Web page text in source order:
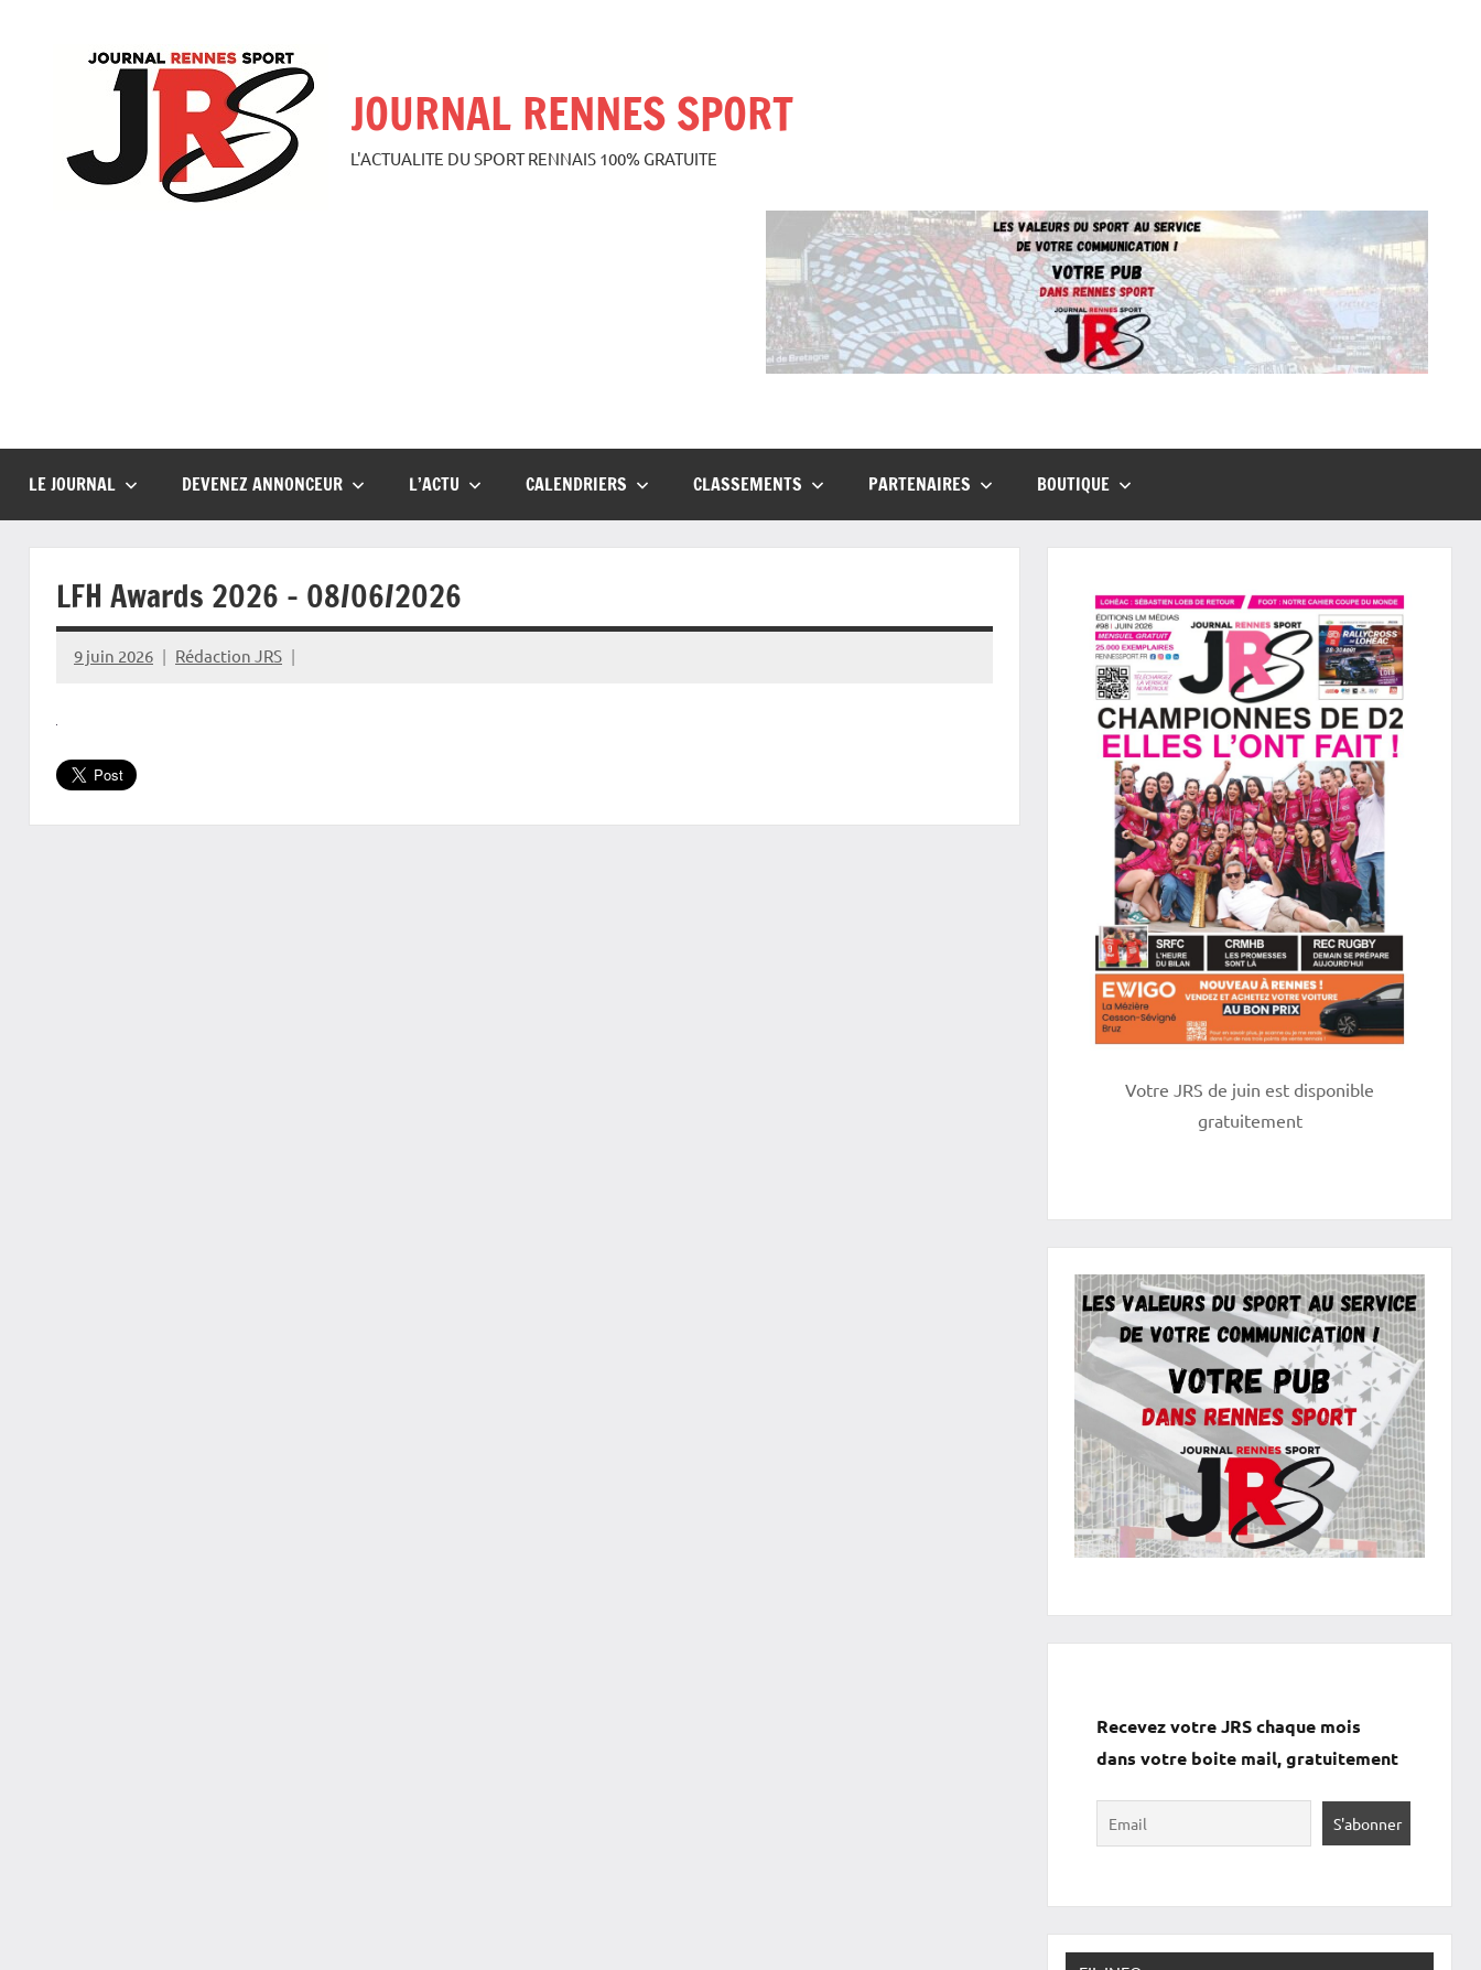
JOURNAL RENNES SPORT
L'ACTUALITE DU SPORT RENNAIS 100% GRATUITE
LE JOURNAL DEVENEZ ANNONCEUR L’ACTU CALENDRIERS CLASSEMENTS PARTENAIRES BOUTIQUE
LFH Awards 2026 – 08/06/2026
9 juin 2026 Rédaction JRS
Votre JRS de juin est disponible
gratuitement
Recevez votre JRS chaque mois
dans votre boite mail, gratuitement